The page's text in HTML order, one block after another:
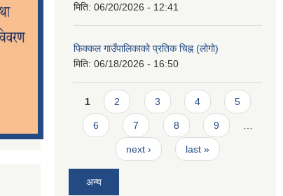
मिति: 06/20/2026 - 12:41
फिक्कल गाउँपालिकाको प्रतिक चिह्न (लोगो)
मिति: 06/18/2026 - 16:50
Pages
1 2 3 4 5
6 7 8 9
next › last »
अन्य